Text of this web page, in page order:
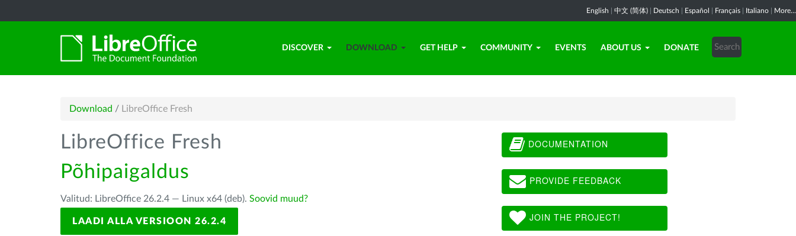
English 中文 (简体) Deutsch Español Français Italiano More...
DISCOVER DOWNLOAD GET HELP COMMUNITY EVENTS ABOUT US DONATE
Download / LibreOffice Fresh
LibreOffice Fresh
Põhipaigaldus
Valitud: LibreOffice 26.2.4 — Linux x64 (deb). Soovid muud?
LAADI ALLA VERSIOON 26.2.4
DOCUMENTATION
PROVIDE FEEDBACK
JOIN THE PROJECT!